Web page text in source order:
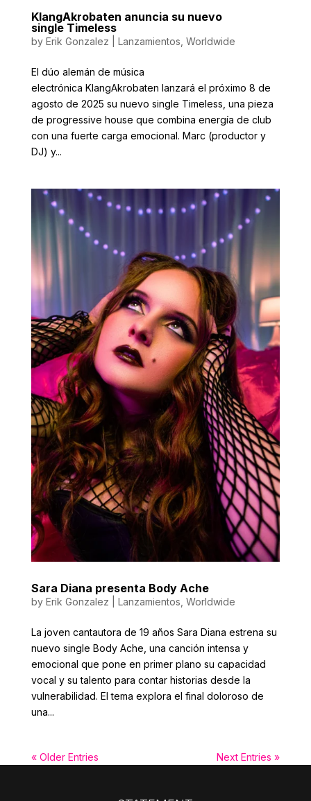
KlangAkrobaten anuncia su nuevo
single Timeless
by Erik Gonzalez Lanzamientos Worldwide
El dúo alemán de música
electrónica KlangAkrobaten lanzará el próximo 8 de
agosto de 2025 su nuevo single Timeless, una pieza
de progressive house que combina energía de club
con una fuerte carga emocional. Marc (productor y
DJ) y...
Sara Diana presenta Body Ache
by Erik Gonzalez Lanzamientos Worldwide
La joven cantautora de 19 años Sara Diana estrena su
nuevo single Body Ache, una canción intensa y
emocional que pone en primer plano su capacidad
vocal y su talento para contar historias desde la
vulnerabilidad. El tema explora el final doloroso de
una...
« Older Entries Next Entries »